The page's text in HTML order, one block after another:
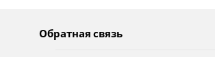
Обратная связь